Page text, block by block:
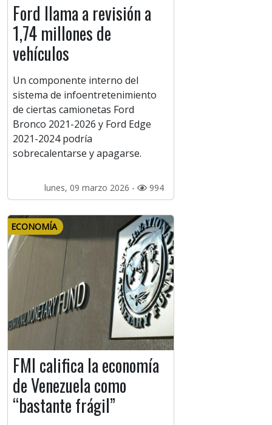
Ford llama a revisión a
1,74 millones de
vehículos
Un componente interno del
sistema de infoentretenimiento
de ciertas camionetas Ford
Bronco 2021-2026 y Ford Edge
2021-2024 podría
sobrecalentarse y apagarse.
lunes, 09 marzo 2026 - 994
ECONOMÍA
FMI califica la economía
de Venezuela como
“bastante frágil”